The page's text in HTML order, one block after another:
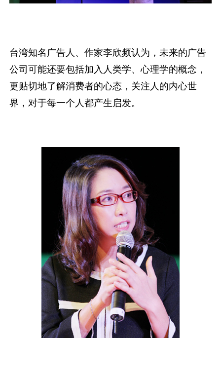
台湾知名广告人、作家李欣频认为，未来的广告
公司可能还要包括加入人类学、心理学的概念，
更贴切地了解消费者的心态，关注人的内心世
界，对于每一个人都产生启发。